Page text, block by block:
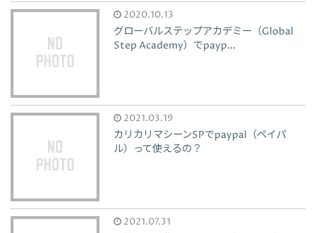
2020.10.13
グローバルステップアカデミー（Global
Step Academy）でpayp...
2021.03.19
カリカリマシーンSPでpaypal（ペイパ
ル）って使えるの？
2021.07.31